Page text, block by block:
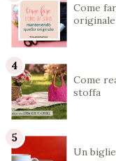
Come
originale
Come
stoffa
Un